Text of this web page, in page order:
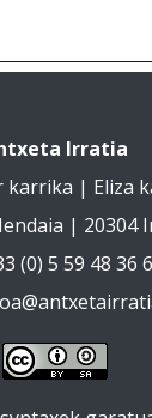
Irratia
karrika | Eliza
| 20304
(0) 5 59 48 36